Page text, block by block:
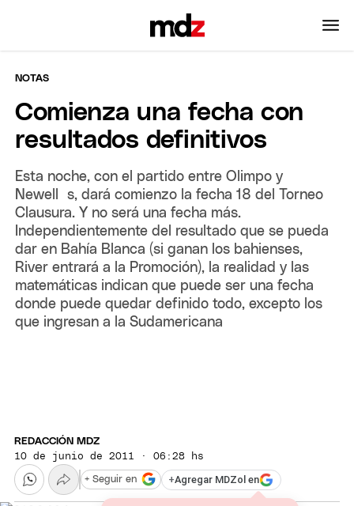
NOTAS
Comienza una fecha con
resultados definitivos
Esta noche, con el partido entre Olimpo y
Newell`s, dará comienzo la fecha 18 del Torneo
Clausura. Y no será una fecha más.
Independientemente del resultado que se pueda
dar en Bahía Blanca (si ganan los bahienses,
River entrará a la Promoción), la realidad y las
matemáticas indican que puede ser una fecha
donde puede quedar definido todo, excepto los
que ingresan a la Sudamericana
REDACCIÓN MDZ
10 de junio de 2011 · 06:28 hs
+Agregar MDZol en
+ Seguir en